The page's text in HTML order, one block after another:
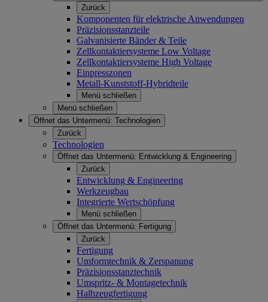
Zurück
Komponenten für elektrische Anwendungen
Präzisionsstanzteile
Galvanisierte Bänder & Teile
Zellkontaktiersysteme Low Voltage
Zellkontaktiersysteme High Voltage
Einpresszonen
Metall-Kunststoff-Hybridteile
Menü schließen
Menü schließen
Öffnet das Untermenü: Technologien
Zurück
Technologien
Öffnet das Untermenü: Entwicklung & Engineering
Zurück
Entwicklung & Engineering
Werkzeugbau
Integrierte Wertschöpfung
Menü schließen
Öffnet das Untermenü: Fertigung
Zurück
Fertigung
Umformtechnik & Zerspanung
Präzisionsstanztechnik
Umspritz- & Montagetechnik
Halbzeugfertigung